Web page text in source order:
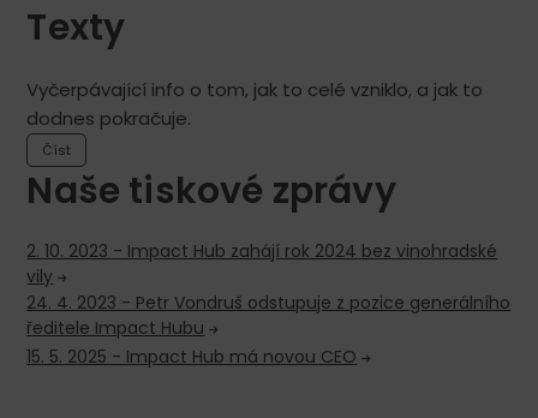
Texty
Vyčerpávající info o tom, jak to celé vzniklo, a jak to
dodnes pokračuje.
Číst
Naše tiskové zprávy
2. 10. 2023 - Impact Hub zahájí rok 2024 bez vinohradské
vily
24. 4. 2023 - Petr Vondruš odstupuje z pozice generálního
ředitele Impact Hubu
15. 5. 2025 - Impact Hub má novou CEO